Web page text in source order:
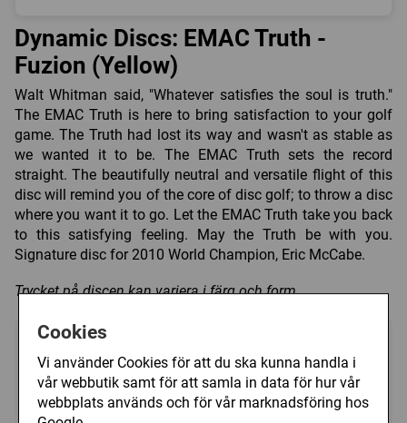
Cookies
Vi använder Cookies för att du ska kunna handla i
vår webbutik samt för att samla in data för hur vår
webbplats används och för vår marknadsföring hos
Dynamic Discs: EMAC Truth -
Fuzion (Yellow)
Walt Whitman said, "Whatever satisfies the soul is truth."
The EMAC Truth is here to bring satisfaction to your golf
game. The Truth had lost its way and wasn't as stable as
we wanted it to be. The EMAC Truth sets the record
straight. The beautifully neutral and versatile flight of this
disc will remind you of the core of disc golf; to throw a disc
where you want it to go. Let the EMAC Truth take you back
to this satisfying feeling. May the Truth be with you.
Signature disc for 2010 World Champion, Eric McCabe.
Trycket på discen kan variera i färg och form.
Yellow - Ej i lager ▼